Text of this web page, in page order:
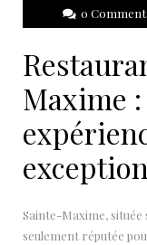
0
Maxime
Sainte-Maxime, située
seulement réputée